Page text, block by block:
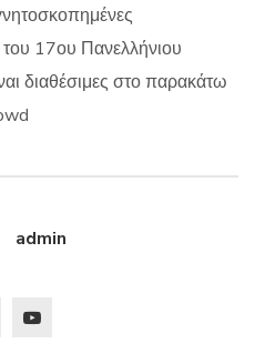
17ου Πανελλήνιου
διαθέσιμες στο παρακάτω
admin